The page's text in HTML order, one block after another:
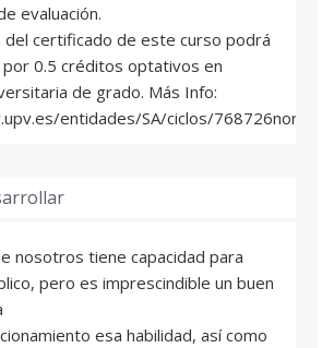
evaluación.
del certificado de este curso podrá
por 0.5 créditos optativos en
de grado. Más Info:
entidades/SA/ciclos/
nosotros tiene capacidad para
pero es imprescindible un buen
esa habilidad, así como